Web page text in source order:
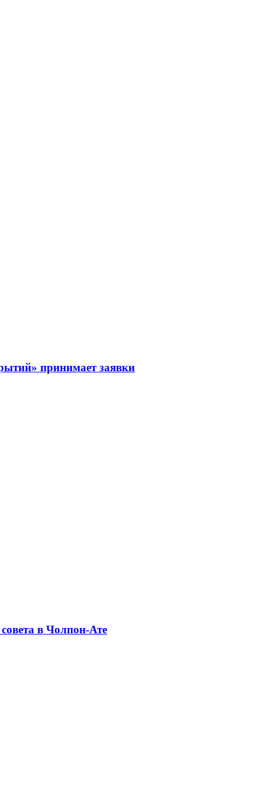
принимает заявки
в Чолпон-Ате